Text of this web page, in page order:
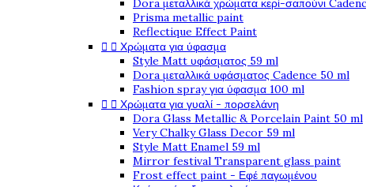
Dora μεταλλικά χρώματα κερί-σαπούνι
Prisma metallic paint
Reflectique Effect Paint
  Χρώματα για ύφασμα
Style Matt υφάσματος 59 ml
Dora μεταλλικά υφάσματος Cadence 50 ml
Fashion spray για ύφασμα 100 ml
  Χρώματα για γυαλί - πορσελάνη
Dora Glass Metallic & Porcelain Paint 50 ml
Very Chalky Glass Decor 59 ml
Style Matt Enamel 59 ml
Mirror festival Transparent glass paint
Frost effect paint - Εφέ παγωμένου